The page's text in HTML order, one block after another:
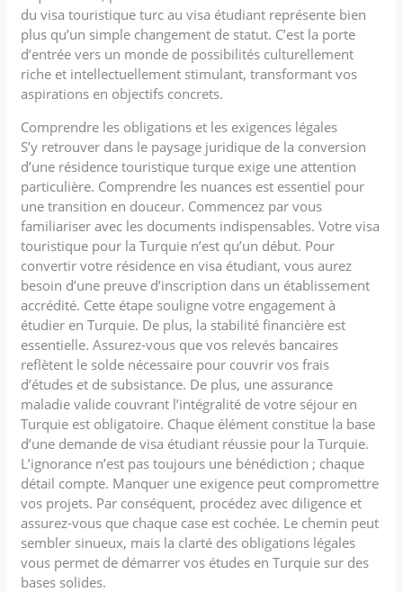
du visa touristique turc au visa étudiant représente bien
plus qu’un simple changement de statut. C’est la porte
d’entrée vers un monde de possibilités culturellement
riche et intellectuellement stimulant, transformant vos
aspirations en objectifs concrets.
Comprendre les obligations et les exigences légales
S’y retrouver dans le paysage juridique de la conversion
d’une résidence touristique turque exige une attention
particulière. Comprendre les nuances est essentiel pour
une transition en douceur. Commencez par vous
familiariser avec les documents indispensables. Votre visa
touristique pour la Turquie n’est qu’un début. Pour
convertir votre résidence en visa étudiant, vous aurez
besoin d’une preuve d’inscription dans un établissement
accrédité. Cette étape souligne votre engagement à
étudier en Turquie. De plus, la stabilité financière est
essentielle. Assurez-vous que vos relevés bancaires
reflètent le solde nécessaire pour couvrir vos frais
d’études et de subsistance. De plus, une assurance
maladie valide couvrant l’intégralité de votre séjour en
Turquie est obligatoire. Chaque élément constitue la base
d’une demande de visa étudiant réussie pour la Turquie.
L’ignorance n’est pas toujours une bénédiction ; chaque
détail compte. Manquer une exigence peut compromettre
vos projets. Par conséquent, procédez avec diligence et
assurez-vous que chaque case est cochée. Le chemin peut
sembler sinueux, mais la clarté des obligations légales
vous permet de démarrer vos études en Turquie sur des
bases solides.